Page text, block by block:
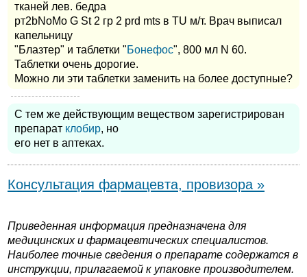
тканей лев. бедра
рт2bNoMo G St 2 гр 2 prd mts в TU м/т. Врач выписал
капельницу
"Блазтер" и таблетки "Бонефос", 800 мл N 60.
Таблетки очень дорогие.
Можно ли эти таблетки заменить на более доступные?
С тем же действующим веществом зарегистрирован
препарат клобир, но
его нет в аптеках.
Консультация фармацевта, провизора »
Приведенная информация предназначена для
медицинских и фармацевтических специалистов.
Наиболее точные сведения о препарате содержатся в
инструкции, прилагаемой к упаковке производителем.